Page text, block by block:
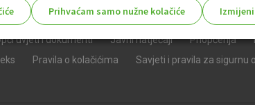
uvjeti i dokumenti Javni natječaji Priopćenja
Pravila o kolačićima
Savjeti i pravila za sigurnu
Prihvaćam samo nužne kolačiće